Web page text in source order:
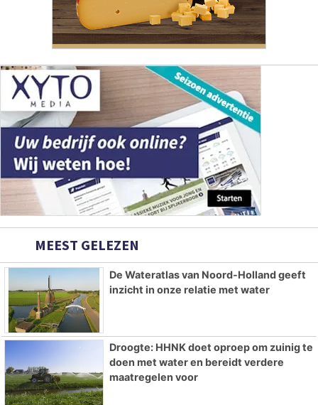
MEEST GELEZEN
De Wateratlas van Noord-Holland geeft
inzicht in onze relatie met water
Droogte: HHNK doet oproep om zuinig te
doen met water en bereidt verdere
maatregelen voor